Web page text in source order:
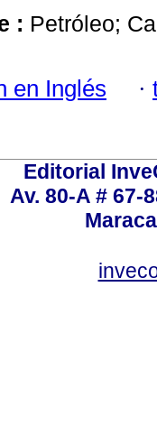
: Petróleo;
en Inglés ·
Editorial
Av. 80-A # 67-